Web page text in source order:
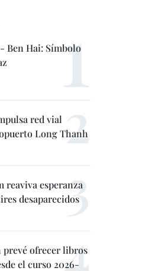
Ben Hai: Símbolo
red vial
Long Thanh
reaviva esperanza
desaparecidos
ofrecer libros
el curso 2026-